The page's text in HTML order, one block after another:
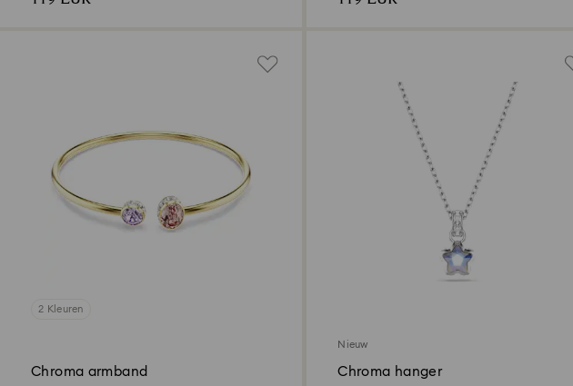
2 Kleuren
Chroma armband
Nieuw
Chroma hanger